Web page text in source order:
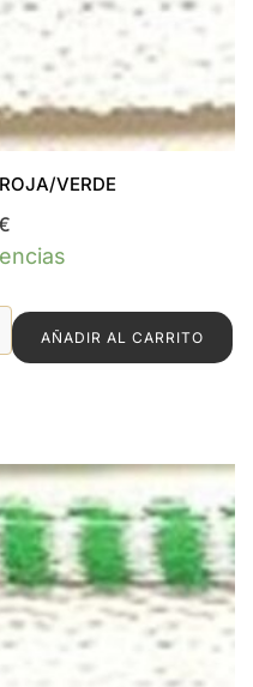
VERDE
BIC. ROJA/VERDE cantidad
AÑADIR AL CARRITO